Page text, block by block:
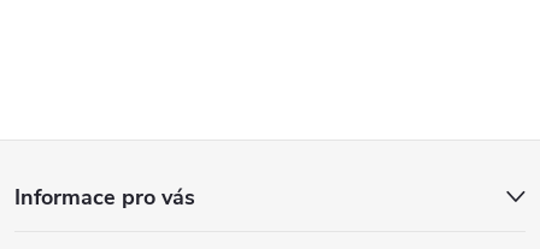
Informace pro vás